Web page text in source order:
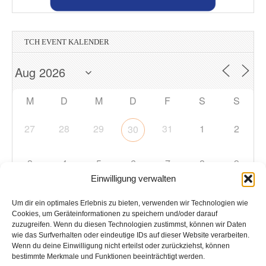
Einwilligung verwalten
Um dir ein optimales Erlebnis zu bieten, verwenden wir Technologien wie
Cookies, um Geräteinformationen zu speichern und/oder darauf
zuzugreifen. Wenn du diesen Technologien zustimmst, können wir Daten
wie das Surfverhalten oder eindeutige IDs auf dieser Website verarbeiten.
Wenn du deine Einwilligung nicht erteilst oder zurückziehst, können
bestimmte Merkmale und Funktionen beeinträchtigt werden.
TCH EVENT KALENDER
M D M D F S S
27 28 29 30 31 1 2
3 4 5 6 7 8 9
10 11 12 13 14 15
17 18 19 20 21 22 23